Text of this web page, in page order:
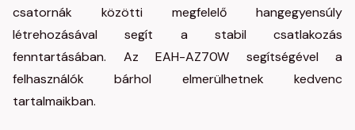
csatornák közötti megfelelő hangegyensúly
létrehozásával segít a stabil csatlakozás
fenntartásában. Az EAH-AZ70W segítségével a
felhasználók bárhol elmerülhetnek kedvenc
tartalmaikban.